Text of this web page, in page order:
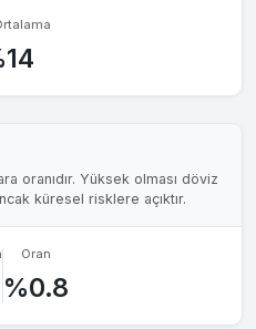
oranıdır. Yüksek olması döviz
küresel risklere açıktır.
Oran
%0.8